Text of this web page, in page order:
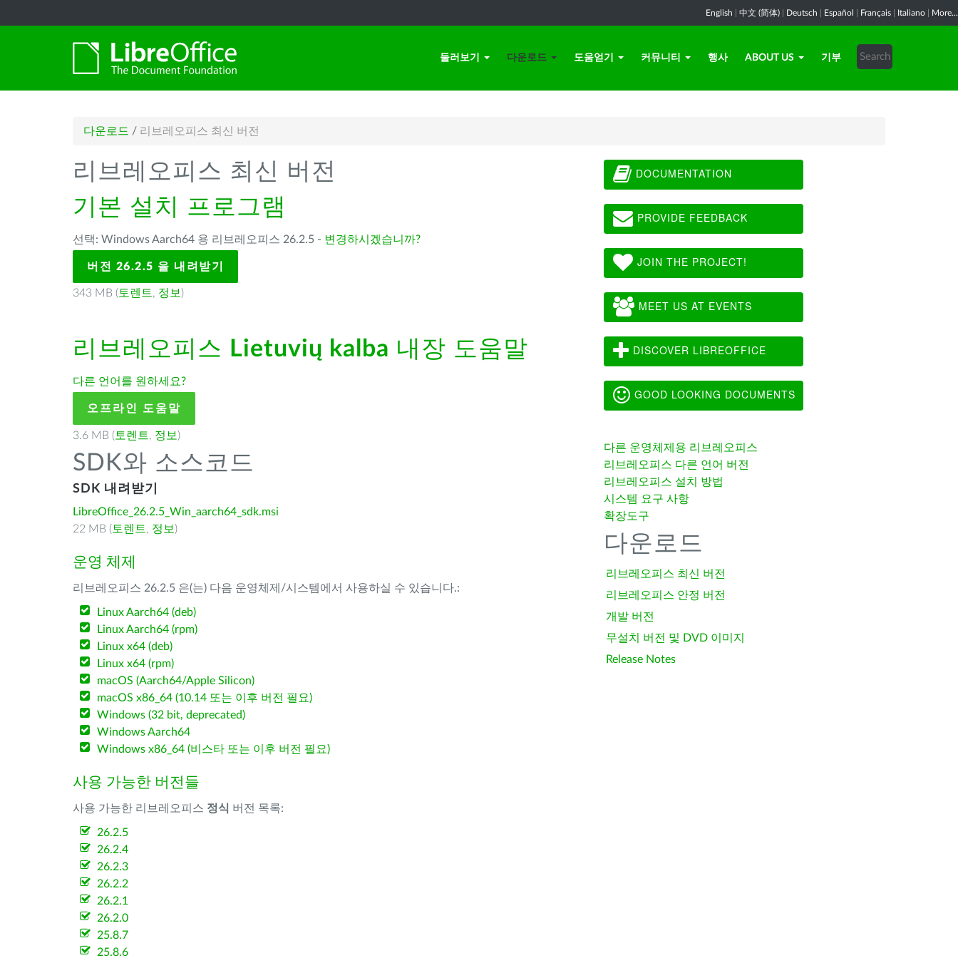
English 中文 (简体) Deutsch Español Français Italiano More...
둘러보기 다운로드 도움얻기 커뮤니티 행사 ABOUT US 기부
다운로드 / 리브레오피스 최신 버전
리브레오피스 최신 버전
기본 설치 프로그램
선택: Windows Aarch64 용 리브레오피스 26.2.5 - 변경하시겠습니까?
버전 26.2.5 을 내려받기
343 MB ( 토렌트, 정보 )
리브레오피스 Lietuvių kalba 내장 도움말
다른 언어를 원하세요?
오프라인 도움말
3.6 MB ( 토렌트, 정보 )
SDK와 소스코드
SDK 내려받기
LibreOffice_26.2.5_Win_aarch64_sdk.msi
22 MB ( 토렌트, 정보 )
운영 체제
리브레오피스 26.2.5 은(는) 다음 운영체제/시스템에서 사용하실 수 있습니다.:
Linux Aarch64 (deb)
Linux Aarch64 (rpm)
Linux x64 (deb)
Linux x64 (rpm)
macOS (Aarch64/Apple Silicon)
macOS x86_64 (10.14 또는 이후 버전 필요)
Windows (32 bit, deprecated)
Windows Aarch64
Windows x86_64 (비스타 또는 이후 버전 필요)
사용 가능한 버전들
사용 가능한 리브레오피스 정식 버전 목록:
26.2.5
26.2.4
26.2.3
26.2.2
26.2.1
26.2.0
25.8.7
25.8.6
DOCUMENTATION
PROVIDE FEEDBACK
JOIN THE PROJECT!
MEET US AT EVENTS
DISCOVER LIBREOFFICE
GOOD LOOKING DOCUMENTS
다른 운영체제용 리브레오피스
리브레오피스 다른 언어 버전
리브레오피스 설치 방법
시스템 요구 사항
확장도구
다운로드
리브레오피스 최신 버전
리브레오피스 안정 버전
개발 버전
무설치 버전 및 DVD 이미지
Release Notes